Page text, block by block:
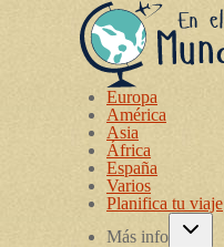
Europa
América
Asia
África
España
Varios
Planifica tu viaje
Más info